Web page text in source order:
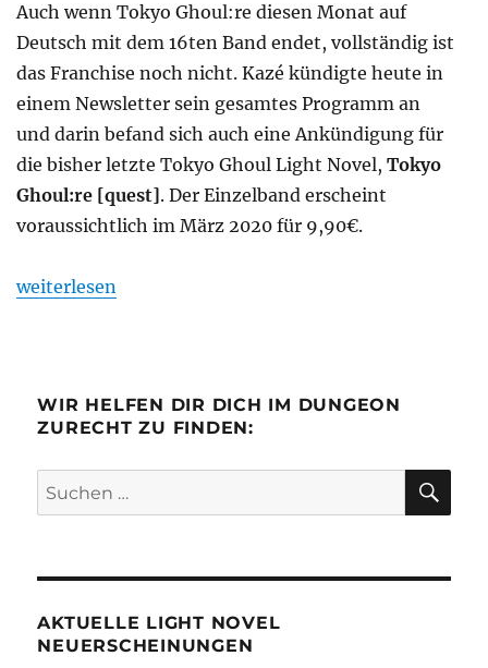
Auch wenn Tokyo Ghoul:re diesen Monat auf
Deutsch mit dem 16ten Band endet, vollständig ist
das Franchise noch nicht. Kazé kündigte heute in
einem Newsletter sein gesamtes Programm an
und darin befand sich auch eine Ankündigung für
die bisher letzte Tokyo Ghoul Light Novel, Tokyo
Ghoul:re [quest]. Der Einzelband erscheint
voraussichtlich im März 2020 für 9,90€.
„Kazé lizenziert Tokyo Ghoul:re [quest]“
weiterlesen
WIR HELFEN DIR DICH IM DUNGEON
ZURECHT ZU FINDEN:
Suchen
nach:
AKTUELLE LIGHT NOVEL
NEUERSCHEINUNGEN